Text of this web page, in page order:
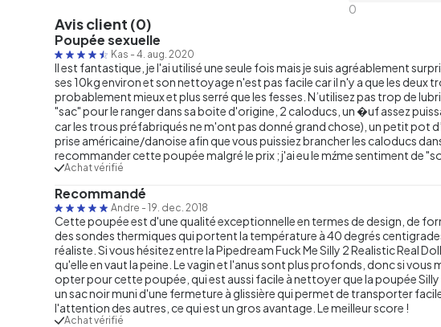
0
Avis client (0)
Poupée sexuelle
Kas - 4. aug. 2020
Il est fantastique, je l'ai utilisé une seule fois mais je suis agréablement
ses 10kg environ et son nettoyage n'est pas facile car il n'y a que les deux
probablement mieux et plus serré que les fesses. N’utilisez pas trop de
"sac" pour le ranger dans sa boite d'origine, 2 caloducs, un �uf assez
car les trous préfabriqués ne m'ont pas donné grand chose), un petit pot
prise américaine/danoise afin que vous puissiez brancher les caloducs
recommander cette poupée malgré le prix ; j'ai eu le mźme sentiment de
Achat vérifié
Recommandé
Andre - 19. dec. 2018
Cette poupée est d'une qualité exceptionnelle en termes de design, de
des sondes thermiques qui portent la température à 40 degrés
réaliste. Si vous hésitez entre la Pipedream Fuck Me Silly 2 Realistic Real
qu'elle en vaut la peine. Le vagin et l'anus sont plus profonds, donc si vous
opter pour cette poupée, qui est aussi facile à nettoyer que la poupée
un sac noir muni d'une fermeture à glissière qui permet de transporter
l'attention des autres, ce qui est un gros avantage. Le meilleur score !
Achat vérifié